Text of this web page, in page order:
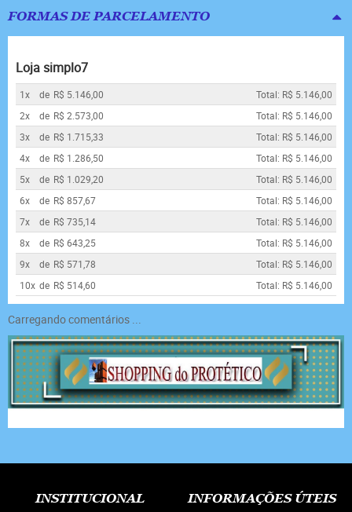
FORMAS DE PARCELAMENTO
Loja simplo7
1x de R$ 5.146,00
Total: R$ 5.146,00
2x
de R$ 2.573,00
Total: R$ 5.146,00
3x
de R$ 1.715,33
Total: R$ 5.146,00
4x
de R$ 1.286,50
Total: R$ 5.146,00
5x
de R$ 1.029,20
Total: R$ 5.146,00
6x
de R$ 857,67
Total: R$ 5.146,00
7x
de R$ 735,14
Total: R$ 5.146,00
8x
de R$ 643,25
Total: R$ 5.146,00
9x
de R$ 571,78
Total: R$ 5.146,00
10x de R$ 514,60 Total: R$ 5.146,00
Carregando comentários ...
INSTITUCIONAL INFORMAÇÕES ÚTEIS